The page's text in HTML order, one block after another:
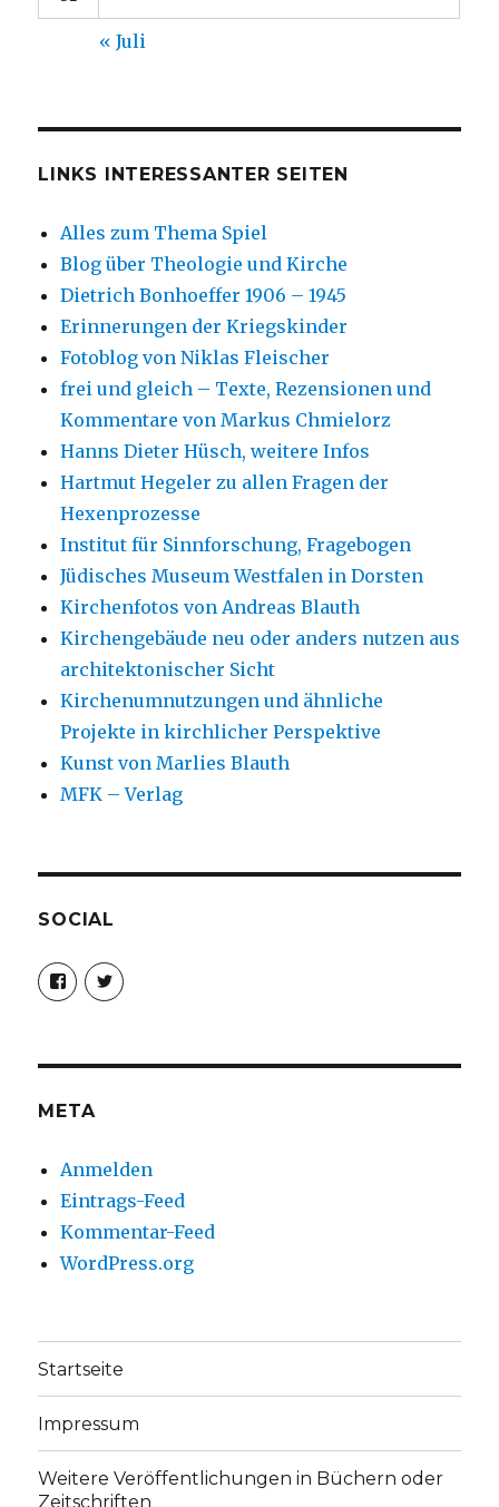
« Juli
LINKS INTERESSANTER SEITEN
Alles zum Thema Spiel
Blog über Theologie und Kirche
Dietrich Bonhoeffer 1906 – 1945
Erinnerungen der Kriegskinder
Fotoblog von Niklas Fleischer
frei und gleich – Texte, Rezensionen und
Kommentare von Markus Chmielorz
Hanns Dieter Hüsch, weitere Infos
Hartmut Hegeler zu allen Fragen der
Hexenprozesse
Institut für Sinnforschung, Fragebogen
Jüdisches Museum Westfalen in Dorsten
Kirchenfotos von Andreas Blauth
Kirchengebäude neu oder anders nutzen aus
architektonischer Sicht
Kirchenumnutzungen und ähnliche
Projekte in kirchlicher Perspektive
Kunst von Marlies Blauth
MFK – Verlag
SOCIAL
Profil
von
christoph.fleischer1
anzeigen
Profil
von
anzeigen
META
Anmelden
Eintrags-Feed
Kommentar-Feed
WordPress.org
Startseite
Impressum
Weitere Veröffentlichungen in Büchern oder
Zeitschriften